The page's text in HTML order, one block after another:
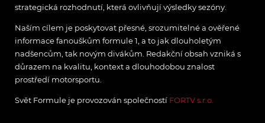
strategická rozhodnutí, která ovlivňují výsledky sezóny.
Naším cílem je poskytovat přesné, srozumitelné a ověřené
informace fanouškům formule 1, a to jak dlouholetým
nadšencům, tak novým divákům. Redakční obsah vzniká s
důrazem na kvalitu, kontext a dlouhodobou znalost
prostředí motorsportu.
Svět Formule je provozován společností FORTV s.r.o.